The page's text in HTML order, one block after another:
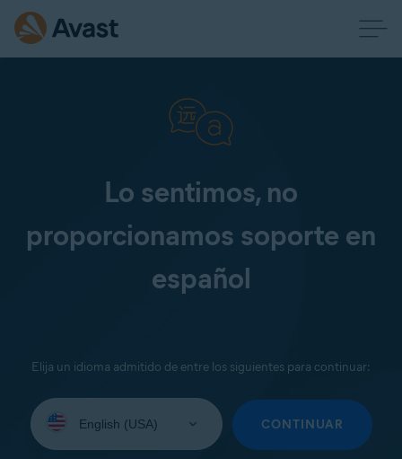
Lo sentimos, no
proporcionamos soporte en
español
Elija un idioma admitido de entre los siguientes para continuar:
su
CONTINUAR